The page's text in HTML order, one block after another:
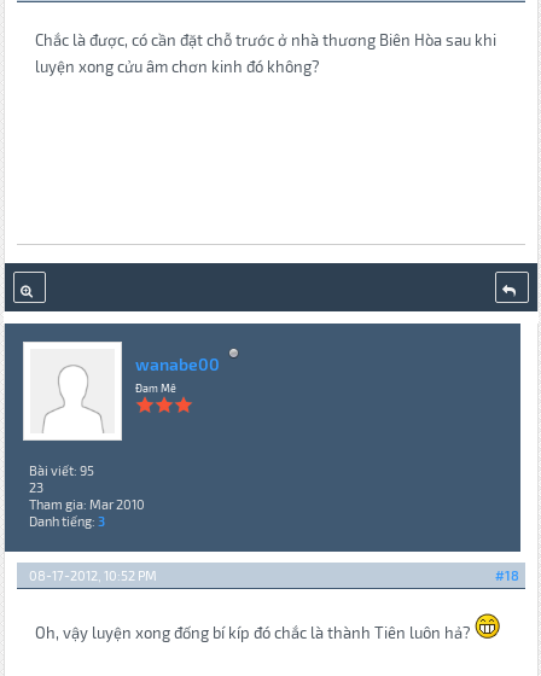
Chắc là được, có cần đặt chỗ trước ở nhà thương Biên Hòa sau khi
luyện xong cửu âm chơn kinh đó không?
wanabe00
Đam Mê
Bài viết: 95
23
Tham gia: Mar 2010
Danh tiếng: 3
#18
08-17-2012, 10:52 PM
Oh, vậy luyện xong đống bí kíp đó chắc là thành Tiên luôn hả?